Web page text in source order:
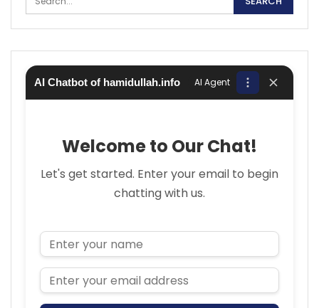
AI Chatbot of hamidullah.info AI Agent
Welcome to Our Chat!
Let's get started. Enter your email to begin
chatting with us.
Name
Email Address